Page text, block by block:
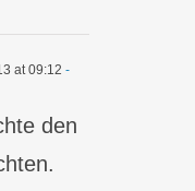
at 09:12 -
den